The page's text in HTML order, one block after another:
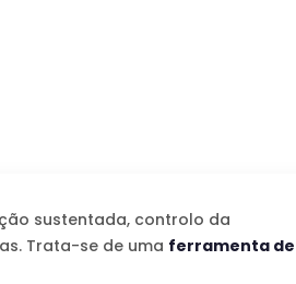
sustentada, controlo da
Trata-se de uma ferramenta de